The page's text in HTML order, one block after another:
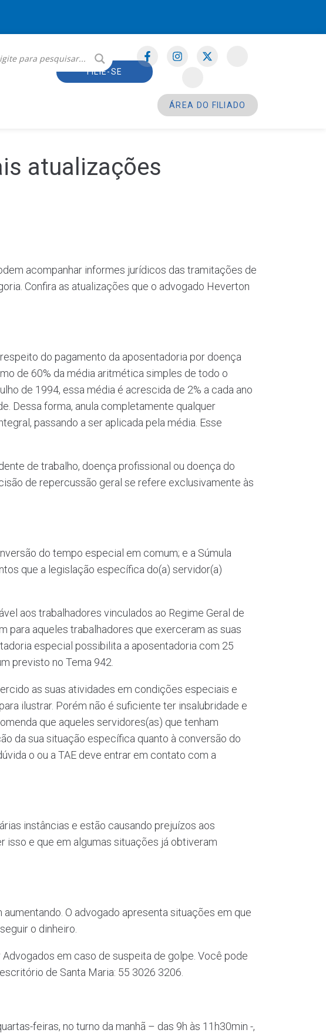
FILIE-SE
ÁREA DO FILIADO
atualizações
acompanhar informes jurídicos das tramitações de
Confira as atualizações que o advogado Heverton
do pagamento da aposentadoria por doença
de 60% da média aritmética simples de todo o
de 1994, essa média é acrescida de 2% a cada ano
Dessa forma, anula completamente qualquer
passando a ser aplicada pela média. Esse
de trabalho, doença profissional ou doença do
de repercussão geral se refere exclusivamente às
do tempo especial em comum; e a Súmula
que a legislação específica do(a) servidor(a)
aos trabalhadores vinculados ao Regime Geral de
aqueles trabalhadores que exerceram as suas
especial possibilita a aposentadoria com 25
previsto no Tema 942.
as suas atividades em condições especiais e
ilustrar. Porém não é suficiente ter insalubridade e
que aqueles servidores(as) que tenham
da sua situação específica quanto à conversão do
o ou a TAE deve entrar em contato com a
instâncias e estão causando prejuízos aos
isso e que em algumas situações já obtiveram
O advogado apresenta situações em que
o dinheiro.
em caso de suspeita de golpe. Você pode
de Santa Maria: 55 3026 3206.
feiras, no turno da manhã – das 9h às 11h30min -,